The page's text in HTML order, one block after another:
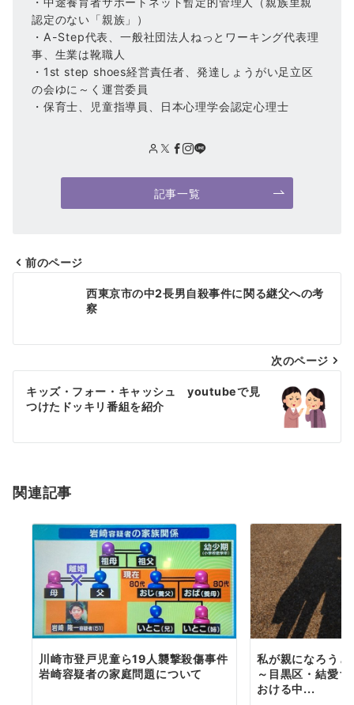
認定のない「親族」）
・A-Step代表、一般社団法人ねっとワーキング代表理
事、生業は靴職人
・1st step shoes経営責任者、発達しょうがい足立区
の会ゆに～く運営委員
・保育士、児童指導員、日本心理学会認定心理士
記事一覧
ビ
ゲ
シ
ン
前のページ
西東京市の中2長男自殺事件に関る継父への考
察
次のページ
キッズ・フォー・キャッシュ youtubeで見
つけたドッキリ番組を紹介
関連記事
川崎市登戸児童ら19人襲撃殺傷事件
岩崎容疑者の家庭問題について
私が親になろう
～目黒区・結愛
おける中...